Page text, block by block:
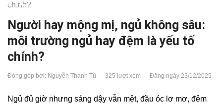
chính?
Người hay mộng mị, ngủ không sâu:
môi trường ngủ hay đệm là yếu tố
chính?
Đóng góp bởi: Nguyễn Thanh Tú 325 lượt xem Đăng ngày 23/12/2025
Ngủ đủ giờ nhưng sáng dậy vẫn mệt, đầu óc lơ mơ, đêm